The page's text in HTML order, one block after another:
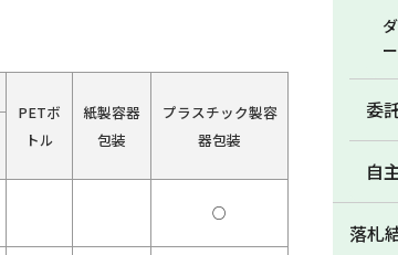
PETボ
トル
紙製容器
包装
プラスチック製容
器包装
○
委
自
落札